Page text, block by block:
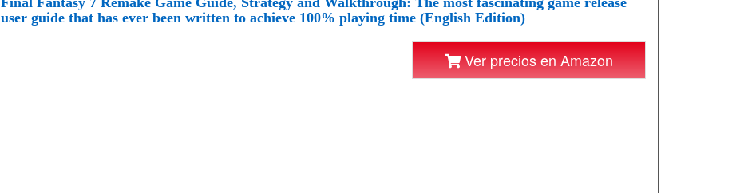
user guide that has ever been written to achieve 100% playing time (English Edition)
Ver precios en Amazon